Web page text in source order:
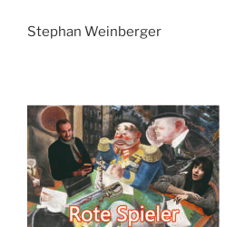
Stephan Weinberger